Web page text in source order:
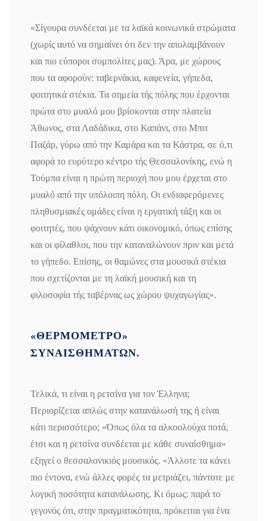
«Σίγουρα συνδέεται με τα λαϊκά κοινωνικά στρώματα
(χωρίς αυτό να σημαίνει ότι δεν την απολαμβάνουν
και πιο εύποροι συμπολίτες μας). Άρα, με χώρους
που τα αφορούν: ταβερνάκια, καφενεία, γήπεδα,
φοιτητικά στέκια. Τα σημεία τής πόλης που έρχονται
πρώτα στο μυαλό μου βρίσκονται στην πλατεία
Άθωνος, στα Λαδάδικα, στο Καπάνι, στο Μπιτ
Παζάρ, γύρω από την Καμάρα και τα Κάστρα, σε ό,τι
αφορά το ευρύτερο κέντρο τής Θεσσαλονίκης, ενώ η
Τούμπα είναι η πρώτη περιοχή που μου έρχεται στο
μυαλό από την υπόλοιπη πόλη. Οι ενδιαφερόμενες
πληθυσμιακές ομάδες είναι η εργατική τάξη και οι
φοιτητές, που ψάχνουν κάτι οικονομικό, όπως επίσης
και οι φίλαθλοι, που την καταναλώνουν πριν και μετά
το γήπεδο. Επίσης, οι θαμώνες στα μουσικά στέκια
που σχετίζονται με τη λαϊκή μουσική και τη
φιλοσοφία τής ταβέρνας ως χώρου ψυχαγωγίας».
«ΘΕΡΜΟΜΕΤΡΟ»
ΣΥΝΑΙΣΘΗΜΑΤΩΝ.
Τελικά, τι είναι η ρετσίνα για τον Έλληνα;
Περιορίζεται απλώς στην κατανάλωσή της ή είναι
κάτι περισσότερο; «Όπως όλα τα αλκοολούχα ποτά,
έτσι και η ρετσίνα συνδέεται με κάθε συναίσθημα»
εξηγεί ο θεσσαλονικιός μουσικός. «Άλλοτε τα κάνει
πιο έντονα, ενώ άλλες φορές τα μετριάζει, πάντοτε με
λογική ποσότητα κατανάλωσης. Κι όμως: παρά το
γεγονός ότι, στην πραγματικότητα, πρόκειται για ένα